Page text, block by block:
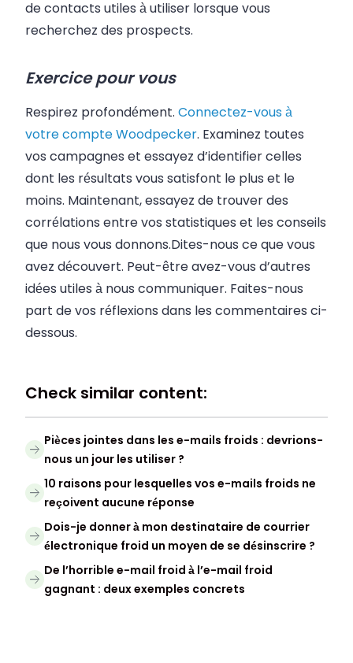
de contacts utiles à utiliser lorsque vous
recherchez des prospects.
Exercice pour vous
Respirez profondément. Connectez-vous à
votre compte Woodpecker. Examinez toutes
vos campagnes et essayez d’identifier celles
dont les résultats vous satisfont le plus et le
moins. Maintenant, essayez de trouver des
corrélations entre vos statistiques et les conseils
que nous vous donnons.Dites-nous ce que vous
avez découvert. Peut-être avez-vous d’autres
idées utiles à nous communiquer. Faites-nous
part de vos réflexions dans les commentaires ci-
dessous.
Check similar content:
Pièces jointes dans les e-mails froids : devrions-
nous un jour les utiliser ?
10 raisons pour lesquelles vos e-mails froids ne
reçoivent aucune réponse
Dois-je donner à mon destinataire de courrier
électronique froid un moyen de se désinscrire ?
De l’horrible e-mail froid à l’e-mail froid
gagnant : deux exemples concrets